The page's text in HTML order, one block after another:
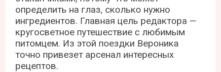
определить на глаз, сколько нужно
ингредиентов. Главная цель редактора —
кругосветное путешествие с любимым
питомцем. Из этой поездки Вероника
точно привезет арсенал интересных
рецептов.